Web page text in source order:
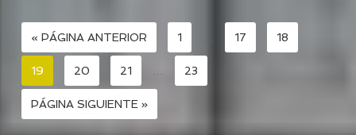
« PÁGINA ANTERIOR 1 17 18
19 20 21 … 23
PÁGINA SIGUIENTE »